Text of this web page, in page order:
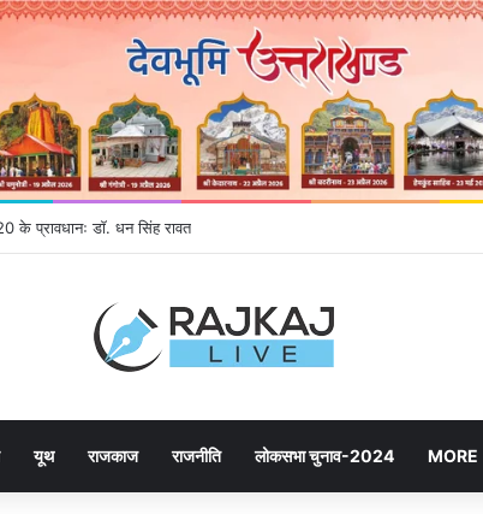
के प्रावधानः डाॅ. धन सिंह रावत
यूथ राजकाज राजनीति लोकसभा चुनाव-2024 MORE